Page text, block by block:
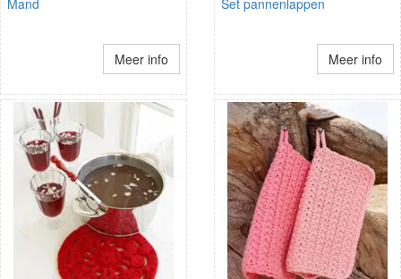
Mand
Meer info
Set pannenlappen
Meer info